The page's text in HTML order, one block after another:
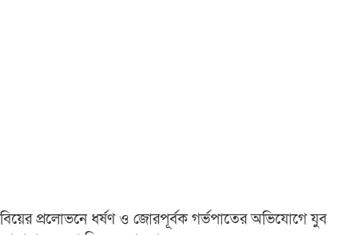
বিয়ের প্রলোভনে ধর্ষণ ও জোরপূর্বক গর্ভপাতের অভিযোগে যুব